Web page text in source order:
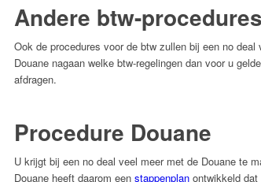
Andere btw-procedures
Ook de procedures voor de btw zullen bij een no
Douane nagaan welke btw-regelingen dan voor u
afdragen.
Procedure Douane
U krijgt bij een no deal veel meer met de Douane te
Douane heeft daarom een stappenplan ontwikkeld